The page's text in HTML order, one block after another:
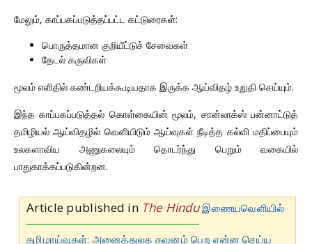
மேலும், காப்பகப்படுத்தப்பட்ட கட்டுரைகள்:
பொருத்தமான குறியீட்டுச் சேவைகள்
தேடல் கருவிகள்
மூலம் எளிதில் கண்டறியக்கூடியதாக இருக்க ஆய்விதழ் உறுதி செய்யும்.
இந்த காப்பகப்படுத்தல் கொள்கையின் மூலம், சான்லாக்ஸ் பன்னாட்டுத்
தமிழியல் ஆய்விதழில் வெளியிடும் ஆய்வுகள் நீடித்த கல்வி மதிப்பையும்
உலகளாவிய அணுகலையும் தொடர்ந்து பெறும் வகையில்
பாதுகாக்கப்படுகின்றன.
Article published in The Hindu இணையவெளியில்
தமிழாய்வுகள்: அனைத்துலக கவனம் பெற என்ன செய்ய